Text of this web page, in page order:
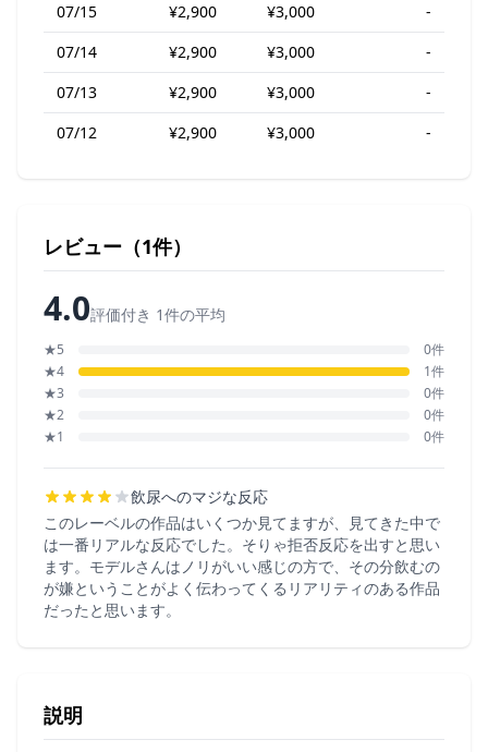
07/15
¥2,900 ¥3,000
-
07/14
¥2,900 ¥3,000
-
07/13
¥2,900 ¥3,000
-
07/12
¥2,900 ¥3,000 -
レビュー（1件）
4.0評価付き 1件の平均
★5
0件
★4
1件
★3
0件
★2
0件
★1
0件
飲尿へのマジな反応
このレーベルの作品はいくつか見てますが、見てきた中で
は一番リアルな反応でした。そりゃ拒否反応を出すと思い
ます。モデルさんはノリがいい感じの方で、その分飲むの
が嫌ということがよく伝わってくるリアリティのある作品
だったと思います。
説明